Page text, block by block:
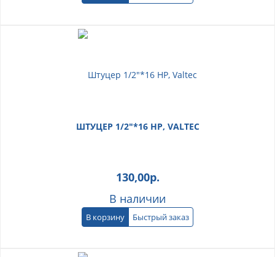
ШТУЦЕР 1/2"*16 НР, VALTEC
130,00р.
В наличии
В корзину Быстрый заказ